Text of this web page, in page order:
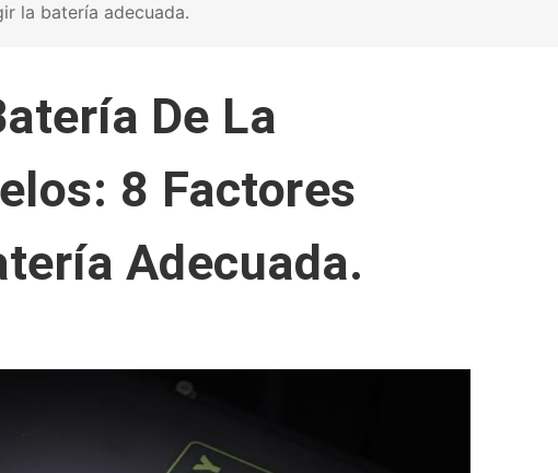
la batería adecuada.
De La
8 Factores
Adecuada.